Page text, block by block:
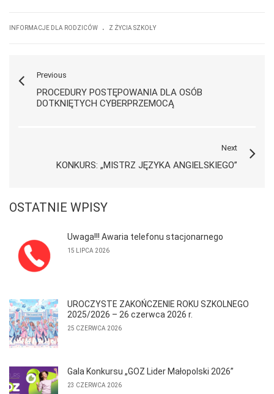
INFORMACJE DLA RODZICÓW . Z ŻYCIA SZKOŁY
Previous
PROCEDURY POSTĘPOWANIA DLA OSÓB
DOTKNIĘTYCH CYBERPRZEMOCĄ
Next
KONKURS: „MISTRZ JĘZYKA ANGIELSKIEGO”
OSTATNIE WPISY
Uwaga!!! Awaria telefonu stacjonarnego
15 LIPCA 2026
UROCZYSTE ZAKOŃCZENIE ROKU SZKOLNEGO
2025/2026 – 26 czerwca 2026 r.
25 CZERWCA 2026
Gala Konkursu „GOZ Lider Małopolski 2026”
23 CZERWCA 2026